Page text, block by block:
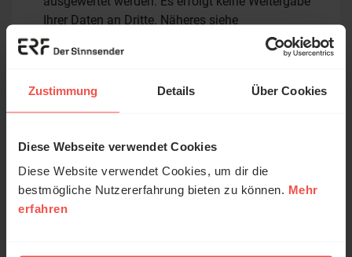
Zustimmung Details Über Cookies
Diese Webseite verwendet Cookies
Diese Website verwendet Cookies, um dir die
bestmögliche Nutzererfahrung bieten zu können. Mehr
erfahren
Ihrer Daten an Dritte. Näheres siehe
Datenschutzerklärung
uns das Kürzen von Kommentaren vor. Ein Recht auf
Veröffentlichung besteht nicht. Bitte beachten Sie beim
Schreiben Ihres Kommentars unsere
Absenden